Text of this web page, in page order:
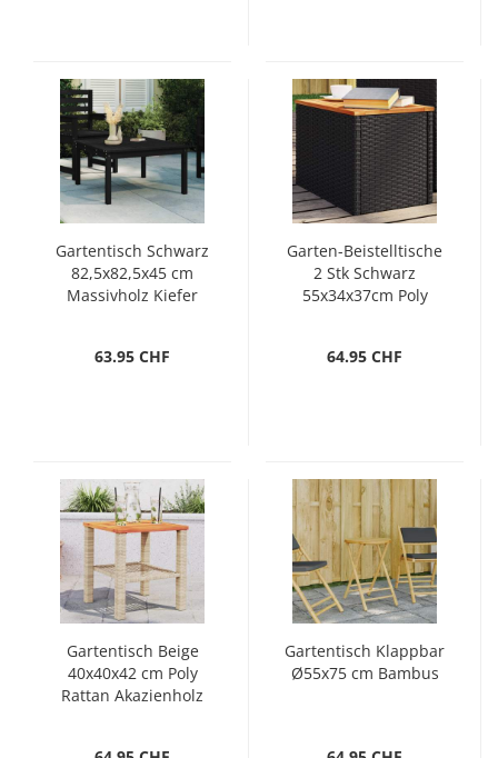
Gartentisch Schwarz
82,5x82,5x45 cm
Massivholz Kiefer
63.95 CHF
Garten-Beistelltische
2 Stk Schwarz
55x34x37cm Poly
64.95 CHF
Gartentisch Beige
40x40x42 cm Poly
Rattan Akazienholz
Gartentisch Klappbar
Ø55x75 cm Bambus